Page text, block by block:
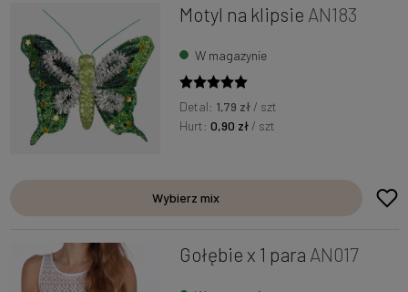
Motyl na klipsie AN183
W magazynie
Detal: 1,79 zł / szt
Hurt:0,90 zł / szt
Wybierz mix
Gołębie x 1 para AN017